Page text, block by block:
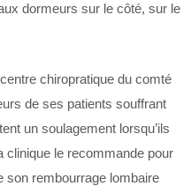
dormeurs sur le côté, sur le
chiropratique du comté
de ses patients souffrant
un soulagement lorsqu’ils
clinique le recommande pour
son rembourrage lombaire